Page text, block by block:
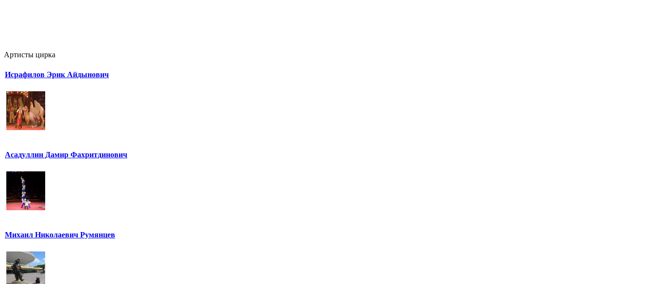
Артисты цирка
Исрафилов Эрик Айдынович
Асадуллин Дамир Фахритдинович
Михаил Николаевич Румянцев